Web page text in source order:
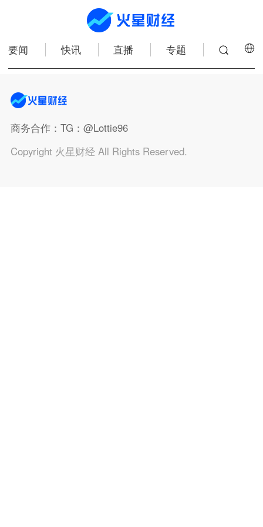
要闻 快讯 直播 专题
商务合作：TG：@Lottie96
Copyright 火星财经 All Rights Reserved.